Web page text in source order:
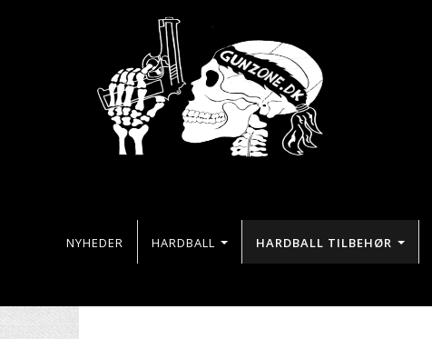
NYHEDER HARDBALL HARDBALL TILBEHØR